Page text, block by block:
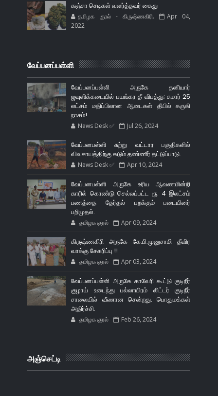
கஞ்சா செடிகள் வளர்த்தவர் கைது
தமிழக குரல் - கிருஷ்ணகிரி.
Apr 04,
2022
வேப்பனப்பள்ளி
வேப்பனப்பள்ளி அருகே தனியார்
ஜவுளிக்கடையில் பயங்கர தீ விபத்து; சுமார் 25
லட்சம் மதிப்பிலான ஆடைகள் தீயில் கருகி
நாசம்!
News Desk ✅ Jul 26, 2024
வேப்பனபள்ளி சுற்று வட்டார பகுதிகளில்
விவசாயத்திற்கு கடும் தண்ணீர் தட்டுப்பாடு.
News Desk ✅ Apr 10, 2024
வேப்பனபள்ளி அருகே உரிய ஆவணமின்றி
காரில் கொண்டு செல்லப்பட்ட ரூ. 4 இலட்சம்
பணத்தை தேர்தல் பறக்கும் படையினர்
பறிமுதல்.
தமிழக குரல் Apr 09, 2024
கிருஷ்ணகிரி அருகே கே.பி.முனுசாமி தீவிர
வாக்கு சேகரிப்பு !!
தமிழக குரல் Apr 03, 2024
வேப்பனப்பள்ளி அருகே காவேரி கூட்டு குடிநீர்
குழாய் உடைந்து பல்லாயிரம் லிட்டர் குடிநீர்
சாலையில் வீணான சென்றது. பொதுமக்கள்
அதிர்ச்சி.
தமிழக குரல் Feb 26, 2024
அஞ்செட்டி